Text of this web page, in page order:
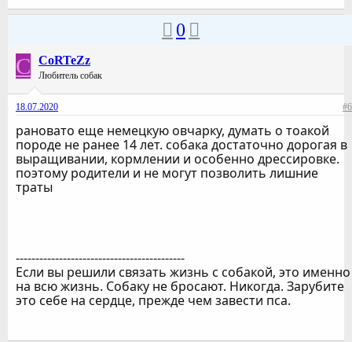
0
C CoRTeZz
Любитель собак
18.07.2020 #6
рановато еще немецкую овчарку, думать о тоакой
породе не ранее 14 лет. собака достаточно дорогая в
выращивании, кормлении и особенно дрессировке.
поэтому родители и не могут позволить лишние
траты
-------------------------------------------
Если вы решили связать жизнь с собакой, это именно
на всю жизнь. Собаку не бросают. Никогда. Зарубите
это себе на сердце, прежде чем завести пса.